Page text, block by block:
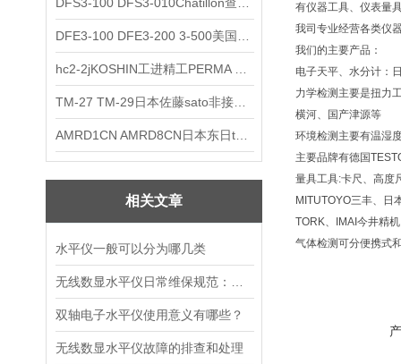
相关文章
水平仪一般可以分为哪几类
双轴电子水平仪使用意义有哪些？
无线数显水平仪故障的排查和处理
有仪器工具、仪表量
我司专业经营各类仪
我们的主要产品：
电子天平、水分计：
力学检测主要是扭力
横河、国产津源等
环境检测主要有温湿
主要品牌有德国
量具工具:卡尺、高度
MITUTOYO三丰、日
TORK、IMAI今井精
气体检测可分便携式